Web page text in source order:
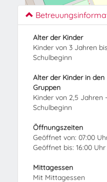
Alter der Kinder
Kinder von 3 Jahren bis
Schulbeginn
Alter der Kinder in den
Gruppen
Kinder von 2,5 Jahren -
Schulbeginn
Öffnungszeiten
Geöffnet von: 07:00
Geöffnet bis: 16:00 Uhr
Mittagessen
Mit Mittagessen